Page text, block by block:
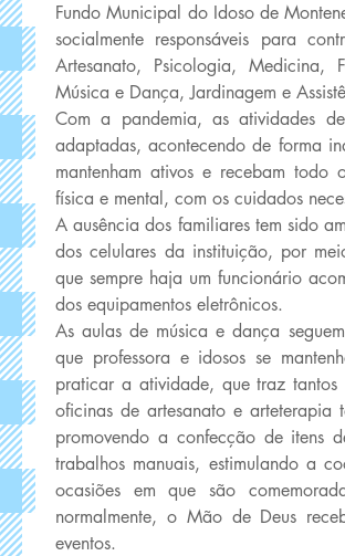
Fundo Municipal do Idoso de
socialmente responsáveis para
Artesanato, Psicologia, Medicina,
Música e Dança, Jardinagem e
Com a pandemia, as atividades
adaptadas, acontecendo de forma
mantenham ativos e recebam todo
física e mental, com os cuidados
A ausência dos familiares tem sido
dos celulares da instituição, por
que sempre haja um funcionário
dos equipamentos eletrônicos.
As aulas de música e dança
que professora e idosos se
praticar a atividade, que traz
oficinas de artesanato e arteterapia
promovendo a confecção de itens
trabalhos manuais, estimulando a
ocasiões em que são
normalmente, o Mão de Deus
eventos.